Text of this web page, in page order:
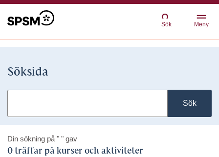
Sök Meny
Söksida
Sök
Din sökning på " " gav
0 träffar på kurser och aktiviteter